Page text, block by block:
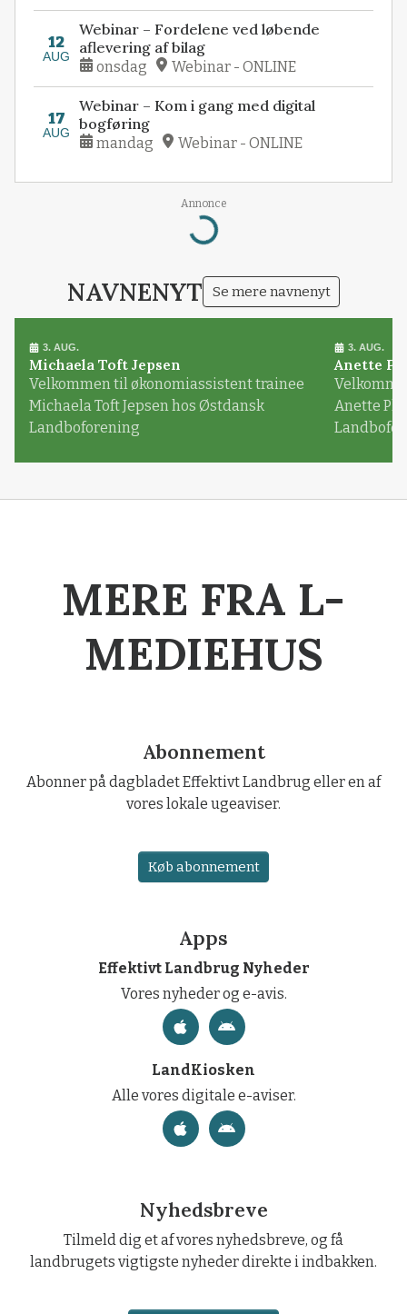
12
AUG
Webinar – Fordelene ved løbende
aflevering af bilag
onsdag Webinar - ONLINE
17
AUG
Webinar – Kom i gang med digital
bogføring
mandag Webinar - ONLINE
Annonce
Loading...
NAVNENYT Se mere navnenyt
3. AUG.
Michaela Toft Jepsen
Velkommen til økonomiassistent trainee
Michaela Toft Jepsen hos Østdansk
Landboforening
3. AUG.
Anette
Anette
MERE FRA L-
MEDIEHUS
Abonnement
Abonner på dagbladet Effektivt Landbrug eller en af
vores lokale ugeaviser.
Køb abonnement
Apps
Effektivt Landbrug Nyheder
Vores nyheder og e-avis.
LandKiosken
Alle vores digitale e-aviser.
Nyhedsbreve
Tilmeld dig et af vores nyhedsbreve, og få
landbrugets vigtigste nyheder direkte i indbakken.